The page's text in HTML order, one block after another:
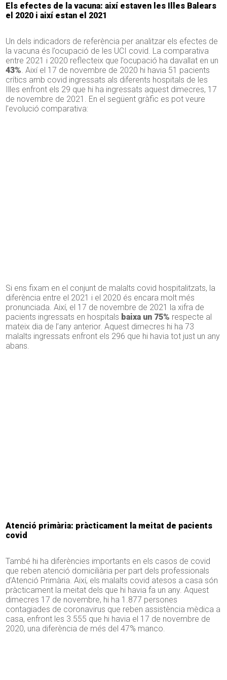
Els efectes de la vacuna: així estaven les Illes Balears
el 2020 i així estan el 2021
Un dels indicadors de referència per analitzar els efectes de
la vacuna és l’ocupació de les UCI covid. La comparativa
entre 2021 i 2020 reflecteix que l’ocupació ha davallat en un
43%. Així el 17 de novembre de 2020 hi havia 51 pacients
crítics amb covid ingressats als diferents hospitals de les
Illes enfront els 29 que hi ha ingressats aquest dimecres, 17
de novembre de 2021. En el següent gràfic es pot veure
l’evolució comparativa:
Si ens fixam en el conjunt de malalts covid hospitalitzats, la
diferència entre el 2021 i el 2020 és encara molt més
pronunciada. Així, el 17 de novembre de 2021 la xifra de
pacients ingressats en hospitals baixa un 75% respecte al
mateix dia de l’any anterior. Aquest dimecres hi ha 73
malalts ingressats enfront els 296 que hi havia tot just un any
abans.
Atenció primària: pràcticament la meitat de pacients
covid
També hi ha diferències importants en els casos de covid
que reben atenció domiciliària per part dels professionals
d’Atenció Primària. Així, els malalts covid atesos a casa són
pràcticament la meitat dels que hi havia fa un any. Aquest
dimecres 17 de novembre, hi ha 1.877 persones
contagiades de coronavirus que reben assistència mèdica a
casa, enfront les 3.555 que hi havia el 17 de novembre de
2020, una diferència de més del 47% manco.